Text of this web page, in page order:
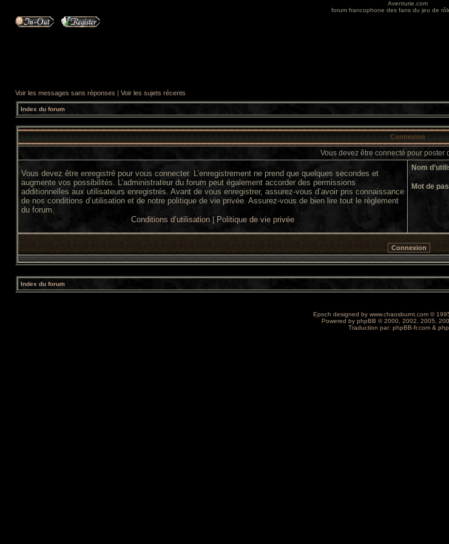
Aventurie.com
forum francophone des fans du jeu de
Voir les messages sans réponses | Voir les sujets récents
Index du forum
Connexion
Vous devez être connecté pour poster
Vous devez être enregistré pour vous connecter. L’enregistrement ne prend que quelques secondes et
augmente vos possibilités. L’administrateur du forum peut également accorder des permissions
additionnelles aux utilisateurs enregistrés. Avant de vous enregistrer, assurez-vous d’avoir pris connaissance
de nos conditions d’utilisation et de notre politique de vie privée. Assurez-vous de bien lire tout le règlement
du forum.
Conditions d’utilisation
Politique de vie privée
Nom
Mot de
Index du forum
Epoch designed by www.chaosburnt.com ©
Powered by phpBB © 2000, 2002, 2005,
Traduction par: phpBB-fr.com &